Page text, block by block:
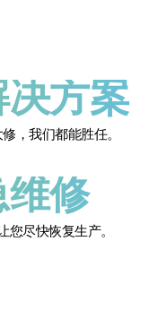
方案
，我们都能胜任。
维修
您尽快恢复生产。